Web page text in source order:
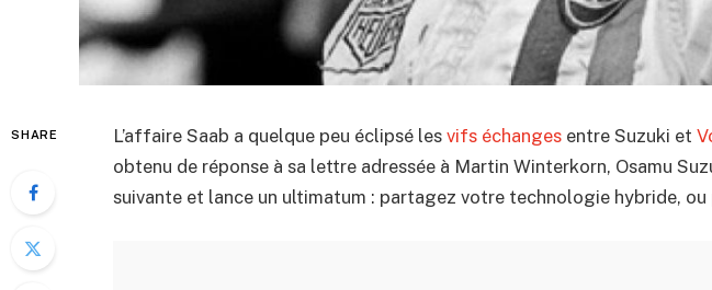
SHARE L’affaire Saab a quelque peu éclipsé les vifs échanges entre Suzuki et
obtenu de réponse à sa lettre adressée à Martin Winterkorn, Osamu
suivante et lance un ultimatum : partagez votre technologie hybride,